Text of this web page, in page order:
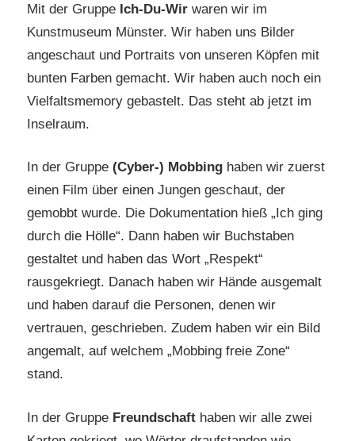
Mit der Gruppe Ich-Du-Wir waren wir im
Kunstmuseum Münster. Wir haben uns Bilder
angeschaut und Portraits von unseren Köpfen mit
bunten Farben gemacht. Wir haben auch noch ein
Vielfaltsmemory gebastelt. Das steht ab jetzt im
Inselraum.
In der Gruppe (Cyber-) Mobbing haben wir zuerst
einen Film über einen Jungen geschaut, der
gemobbt wurde. Die Dokumentation hieß „Ich ging
durch die Hölle“. Dann haben wir Buchstaben
gestaltet und haben das Wort „Respekt“
rausgekriegt. Danach haben wir Hände ausgemalt
und haben darauf die Personen, denen wir
vertrauen, geschrieben. Zudem haben wir ein Bild
angemalt, auf welchem „Mobbing freie Zone“
stand.
In der Gruppe Freundschaft haben wir alle zwei